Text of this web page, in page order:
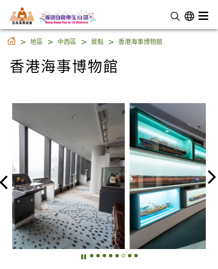
民 政 事 務 總 署
香港海事博物館
地區 中西區 景點 香港海事博物館
香港海事博物館